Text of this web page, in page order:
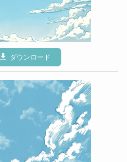
ダウンロード